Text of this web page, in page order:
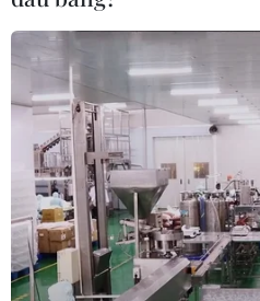
24/11/2021 12:09
Thủ tướng Chính phủ vừa ký
phê duyệt Danh sách thành
chuyển đổi số và lãnh đạo
Quốc gia về chuyển đổi số.